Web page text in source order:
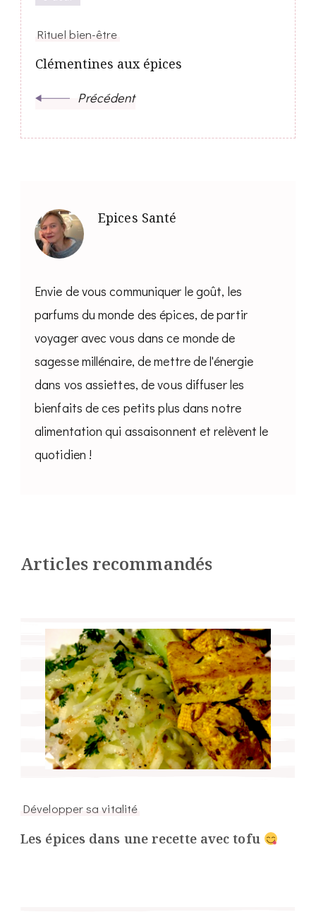
Rituel bien-être
Clémentines aux épices
Précédent
Epices Santé
Envie de vous communiquer le goût, les
parfums du monde des épices, de partir
voyager avec vous dans ce monde de
sagesse millénaire, de mettre de l'énergie
dans vos assiettes, de vous diffuser les
bienfaits de ces petits plus dans notre
alimentation qui assaisonnent et relèvent le
quotidien !
Articles recommandés
Développer sa vitalité
Les épices dans une recette avec tofu